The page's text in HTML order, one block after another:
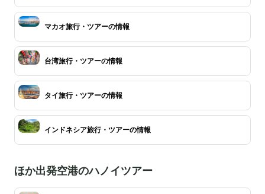
マカオ旅行・ツアーの情報
台湾旅行・ツアーの情報
タイ旅行・ツアーの情報
インドネシア旅行・ツアーの情報
ほか出発空港のハノイツアー